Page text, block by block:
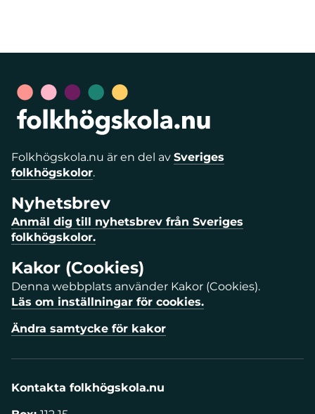
Folkhögskola.nu är en del av Sveriges
folkhögskolor.
Nyhetsbrev
Anmäl dig till nyhetsbrev från Sveriges
folkhögskolor.
Kakor (Cookies)
Denna webbplats använder Kakor (Cookies).
Läs om inställningar för cookies.
Ändra samtycke för kakor
Kontakta folkhögskola.nu